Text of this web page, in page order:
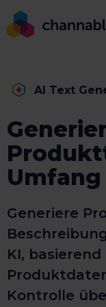
AI Text
Umfang
Generiere
KI,
Kontrolle